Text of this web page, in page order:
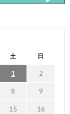
土 日
1 2
8 9
15 16